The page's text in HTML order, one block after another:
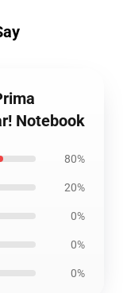
Notebook
80%
20%
0%
0%
0%